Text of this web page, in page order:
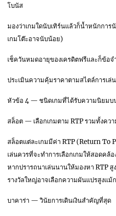
โบนัส
มองว่าเกมใดนับเทิร์นแล้วก็น้ำหนักกา
เกมโต๊ะอาจนับน้อย)
เช็ควันหมดอายุของเครดิตฟรีและก็ข้อ
ประเมินความคุ้มราคาตามสไตล์การเ
หัวข้อ 4 — ชนิดเกมที่ได้รับความนิยมบ
สล็อต — เลือกเกมตาม RTP รวมทั้งคว
สล็อตแต่ละเกมมีค่า RTP (Return To
เล่นควรที่จะทำการเลือกเกมให้สอดคล้
หากปรารถนาเล่นนานให้มองหา RTP
รางวัลใหญ่อาจเลือกความผันแปรสูงแม้
บาคาร่า — วินัยการเดินเงินสำคัญที่สุด